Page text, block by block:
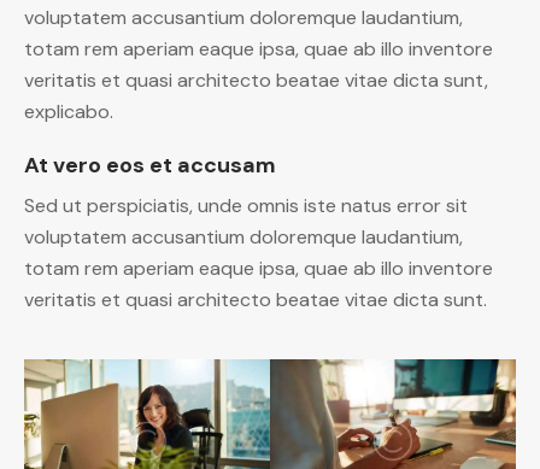
voluptatem accusantium doloremque laudantium,
totam rem aperiam eaque ipsa, quae ab illo inventore
veritatis et quasi architecto beatae vitae dicta sunt,
explicabo.
At vero eos et accusam
Sed ut perspiciatis, unde omnis iste natus error sit
voluptatem accusantium doloremque laudantium,
totam rem aperiam eaque ipsa, quae ab illo inventore
veritatis et quasi architecto beatae vitae dicta sunt.